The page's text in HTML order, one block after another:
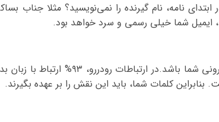
نامه، نام گیرنده را نمی‌نویسید؟ مثلا جناب
ایمیل شما خیلی رسمی و سرد خواهد بود.
متن ایمیل را طوری تنظیم کنید که بیان کننده احساسات درونی شما باشد.در ارتباطات رودررو، ۹۳%
کلمات شما، باید این نقش را بر عهده بگیرند.